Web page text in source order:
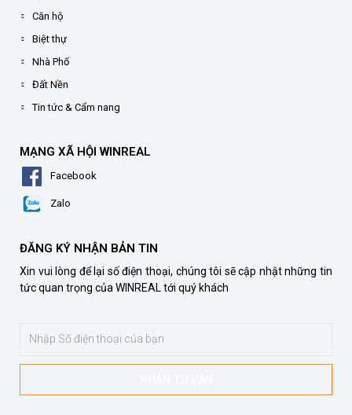
Căn hộ
Biệt thự
Nhà Phố
Đất Nền
Tin tức & Cẩm nang
MẠNG XÃ HỘI WINREAL
Facebook
Zalo
ĐĂNG KÝ NHẬN BẢN TIN
Xin vui lòng để lại số điện thoại, chúng tôi sẽ cập nhật những tin
tức quan trọng của WINREAL tới quý khách